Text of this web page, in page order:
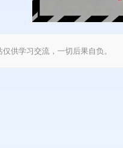
供学习交流，一切后果自负。